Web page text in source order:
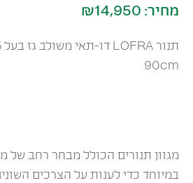
מחיר: ₪14,950
90cm
מגוון תנורים הכולל מבחר רחב של
במיוחד כדי לענות על הצרכים